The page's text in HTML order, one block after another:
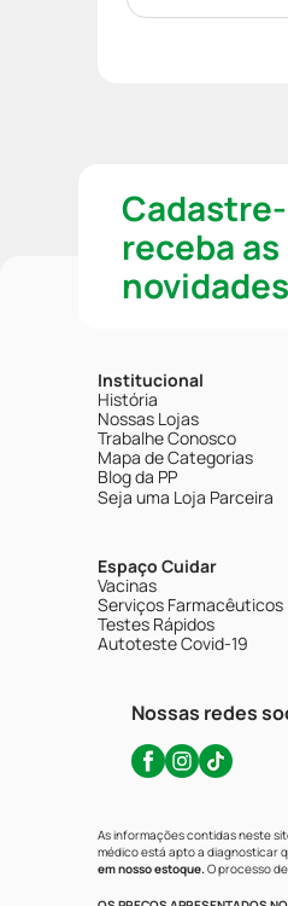
receba as
Institucional
História
Nossas Lojas
Trabalhe Conosco
Mapa de Categorias
Blog da PP
Seja uma Loja Parceira
Espaço Cuidar
Vacinas
Serviços Farmacêuticos
Testes Rápidos
Autoteste Covid-19
Nossas redes
As informações contidas neste
médico está apto a diagnosticar
em nosso estoque.O processo